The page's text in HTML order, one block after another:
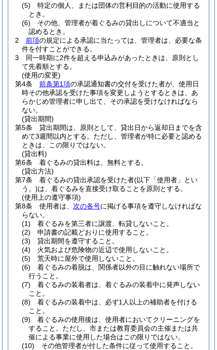
(5)
特定の個人、または団体の営利目的の活動に使用する
とき。
(6)
その他、管理者が着ぐるみの貸出しについて不適当と
認めるとき。
2
前項の規定による承認に当たっては、管理者は、必要な条
件を付すことができる。
3
同一時期に2件を超える申込みがあったときは、原則とし
て先着順とする。
(使用の変更)
第4条
前条第1項の承認通知書の交付を受けた者が、使用日
時その他承認を受けた事項を変更しようとするときは、あ
らかじめ管理者に申し出て、その承認を受けなければなら
ない。
(貸出期間)
第5条
貸出期間は、原則として、貸出日から返却日までを含
めて3週間以内とする。 ただし、管理者が特に必要と認める
ときは、この限りではない。
(貸出料)
第6条
着ぐるみの貸出料は、無料とする。
(貸出方法)
第7条
着ぐるみの貸出承認を受けた者(以下「使用者」とい
う。)は、着ぐるみを直接受け取ることを原則とする。
(使用上の遵守事項)
第8条
使用者は、 次の各号に掲げる事項を遵守しなければな
らない。
(1)
着ぐるみを第三者に譲渡、転貸しないこと。
(2)
申請書の記載どおりに使用すること。
(3)
貸出期間を遵守すること。
(4)
火気および危険物の近辺で使用しないこと。
(5)
荒天時に屋外で使用しないこと。
(6)
着ぐるみの着脱は、関係者以外の目に触れない場所で
行うこと。
(7)
着ぐるみの装着者は、着ぐるみの装着中に発声しない
こと。
(8)
着ぐるみの装着中は、必ず1人以上の補助者を付ける
こと。
(9)
着ぐるみの使用後は、使用者においてクリーニングを
すること。 ただし、市または教育委員会の主催または共
催による事業に使用した場合はこの限りではない。
(10)
その他管理者が付した条件に従って使用すること。